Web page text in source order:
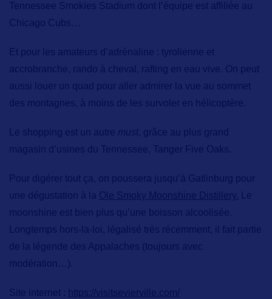
Tennessee Smokies Stadium dont l’équipe est affiliée au
Chicago Cubs…
Et pour les amateurs d’adrénaline : tyrolienne et
accrobranche, rando à cheval, rafting en eau vive. On peut
aussi louer un quad pour aller admirer la vue au sommet
des montagnes, à moins de les survoler en hélicoptère.
Le shopping est un autre must, grâce au plus grand
magasin d’usines du Tennessee, Tanger Five Oaks.
Pour digérer tout ça, on poussera jusqu’à Gatlinburg pour
une dégustation à la Ole Smoky Moonshine Distillery.
Le
moonshine est bien plus qu’une boisson alcoolisée.
Longtemps hors-la-loi, légalisé très récemment, il fait partie
de la légende des Appalaches (toujours avec
modération…).
Site internet : https://visitsevierville.com/